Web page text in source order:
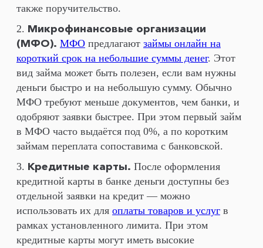
также поручительство.
Микрофинансовые организации
(МФО). МФО предлагают займы онлайн на
короткий срок на небольшие суммы денег. Этот
вид займа может быть полезен, если вам нужны
деньги быстро и на небольшую сумму. Обычно
МФО требуют меньше документов, чем банки, и
одобряют заявки быстрее. При этом первый займ
в МФО часто выдаётся под 0%, а по коротким
займам переплата сопоставима с банковской.
Кредитные карты. После оформления
кредитной карты в банке деньги доступны без
отдельной заявки на кредит — можно
использовать их для оплаты товаров и услуг в
рамках установленного лимита. При этом
кредитные карты могут иметь высокие